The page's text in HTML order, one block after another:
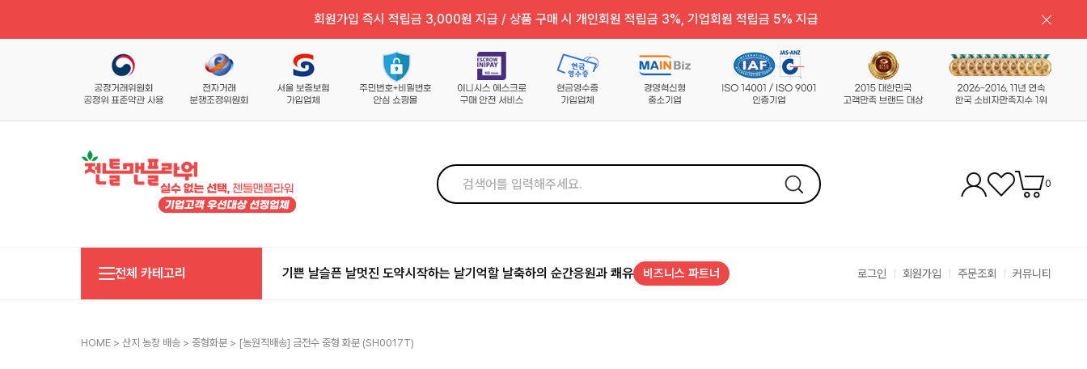
회원가입 즉시 적립금 3,000원 지급 / 상품 구매 시 개인회원 적립금 3%, 기업회원 적립금 5% 지급
0
전체 카테고리 기쁜 날슬픈 날멋진 도약시작하는 날기억할 날축하의 순간응원과 쾌유 비즈니스 파트너 로그인 회원가입 주문조회 커뮤니티
HOME > 산지 농장 배송 > 중형화분 > [농원직배송] 금전수 중형 화분 (SH0017T)